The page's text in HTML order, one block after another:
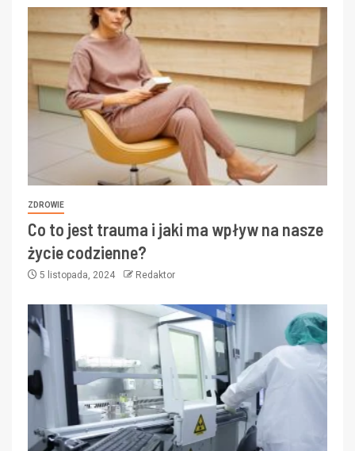
ZDROWIE
Co to jest trauma i jaki ma wpływ na nasze
życie codzienne?
5 listopada, 2024 Redaktor